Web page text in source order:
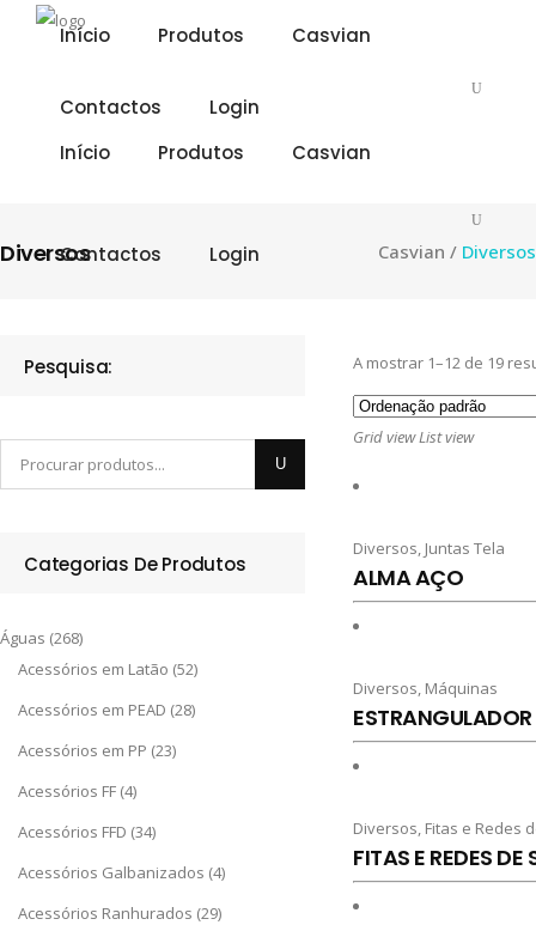
Início Produtos Casvian
Contactos Login
Início Produtos Casvian
Contactos Login
Diversos Casvian / Diversos
Pesquisa:
Categorias De Produtos
Águas (268)
Acessórios em Latão (52)
Acessórios em PEAD (28)
Acessórios em PP (23)
Acessórios FF (4)
Acessórios FFD (34)
Acessórios Galbanizados (4)
Acessórios Ranhurados (29)
A mostrar 1–12 de 19
Grid viewList view
Diversos, Juntas Tela
ALMA AÇO
Diversos, Máquinas
Diversos, Fitas e Redes
FITAS E REDES